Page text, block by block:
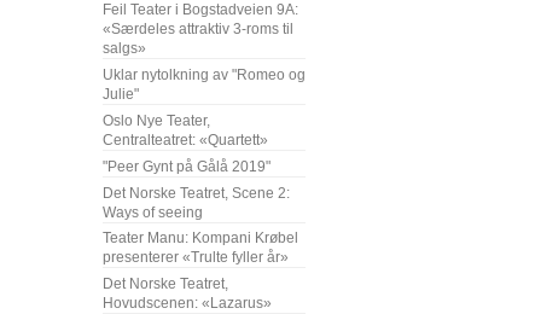
Feil Teater i Bogstadveien 9A:
«Særdeles attraktiv 3-roms til
salgs»
Uklar nytolkning av "Romeo og
Julie"
Oslo Nye Teater,
Centralteatret: «Quartett»
"Peer Gynt på Gålå 2019"
Det Norske Teatret, Scene 2:
Ways of seeing
Teater Manu: Kompani Krøbel
presenterer «Trulte fyller år»
Det Norske Teatret,
Hovudscenen: «Lazarus»